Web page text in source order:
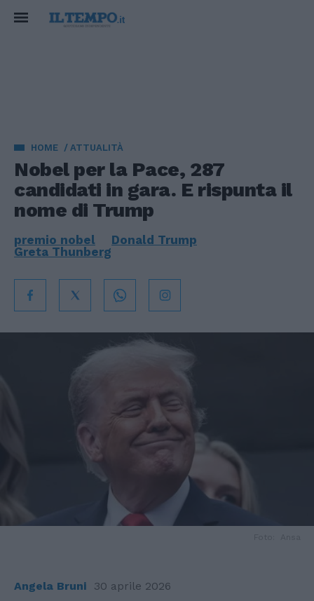
HOME ATTUALITÀ
Nobel per la Pace, 287
candidati in gara. E rispunta il
nome di Trump
premio nobel
Donald Trump
Greta Thunberg
Angela Bruni 30 aprile 2026